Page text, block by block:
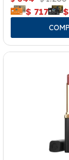
$ 717 $